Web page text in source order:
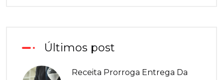
Últimos post
Receita Prorroga Entrega Da